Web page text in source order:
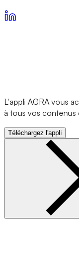
L'appli AGRA vous
à tous vos contenus
Téléchargez l'appli